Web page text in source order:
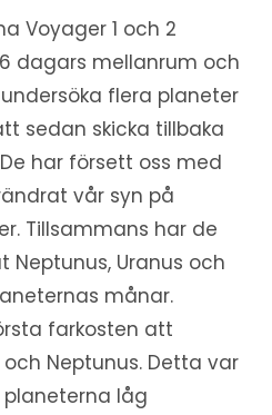
Voyager 1 och 2
dagars mellanrum och
flera planeter
sedan skicka tillbaka
har försett oss med
vår syn på
Tillsammans har de
Uranus och
månar.
farkosten att
Neptunus. Detta var
låg